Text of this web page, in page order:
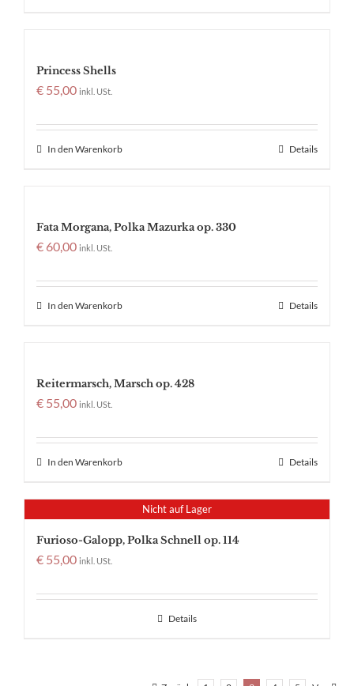
Princess Shells
€ 55,00 inkl. USt.
In den Warenkorb Details
Fata Morgana, Polka Mazurka op. 330
€ 60,00 inkl. USt.
In den Warenkorb Details
Reitermarsch, Marsch op. 428
€ 55,00 inkl. USt.
In den Warenkorb Details
Nicht auf Lager
Furioso-Galopp, Polka Schnell op. 114
€ 55,00 inkl. USt.
Details